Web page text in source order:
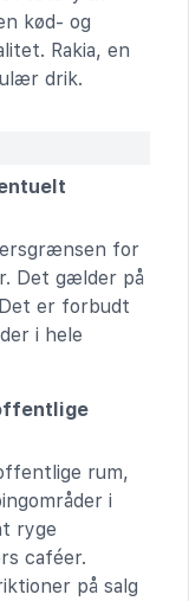
kød- og
Rakia, en
drik.
for
Det gælder på
er forbudt
i hele
rum,
i
ryge
caféer.
på salg